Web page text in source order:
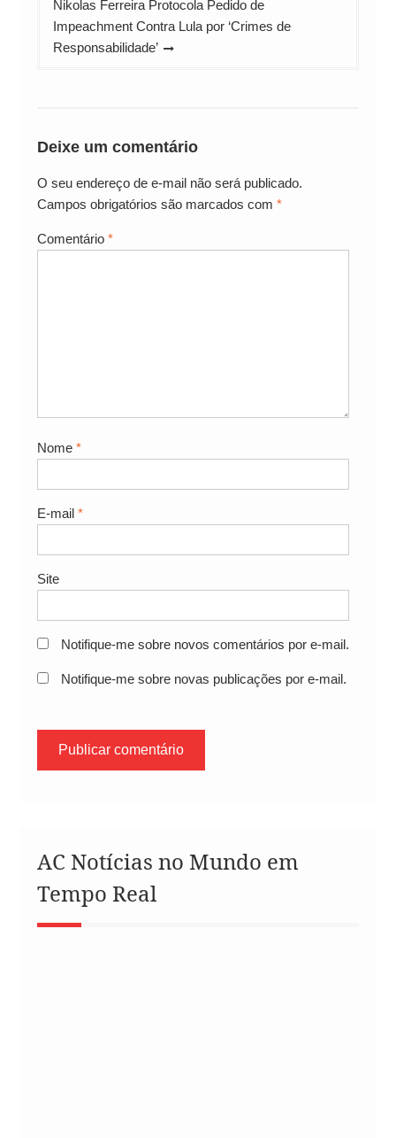
Nikolas Ferreira Protocola Pedido de
Impeachment Contra Lula por ‘Crimes de
Responsabilidade’
Deixe um comentário
O seu endereço de e-mail não será publicado.
Campos obrigatórios são marcados com *
Comentário *
Nome *
E-mail *
Site
Notifique-me sobre novos comentários por e-mail.
Notifique-me sobre novas publicações por e-mail.
AC Notícias no Mundo em
Tempo Real